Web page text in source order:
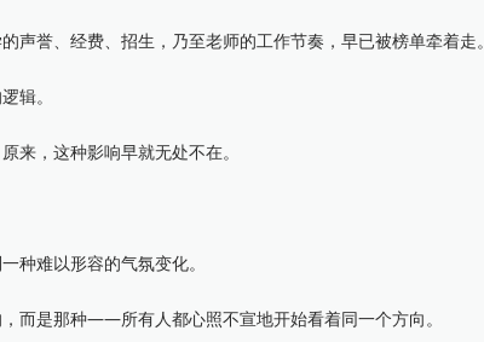
誉、经费、招生，乃至老师的工作节奏，早已被榜单牵着走。
辑。
，这种影响早就无处不在。
难以形容的气氛变化。
是那种——所有人都心照不宣地开始看着同一个方向。